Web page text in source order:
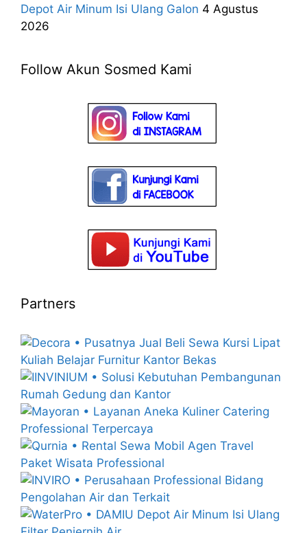
Depot Air Minum Isi Ulang Galon 4 Agustus
2026
Follow Akun Sosmed Kami
Partners